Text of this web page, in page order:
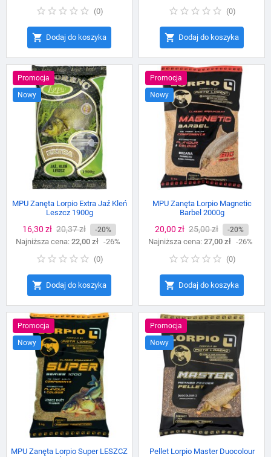
(0)
 Dodaj do koszyka
(0)
 Dodaj do koszyka
Promocja
Nowy
MPU Zanęta Lorpio Extra Jaź Kleń
Leszcz 1900g
Cena
16,30 zł Cena
podstawowa
20,37 zł -20%
Najniższa cena: 22,00 zł -26%
(0)
 Dodaj do koszyka
Promocja
Nowy
MPU Zanęta Lorpio Magnetic
Barbel 2000g
Cena
20,00 zł Cena
podstawowa
25,00 zł -20%
Najniższa cena: 27,00 zł -26%
(0)
 Dodaj do koszyka
Promocja
Nowy
MPU Zanęta Lorpio Super LESZCZ
Promocja
Nowy
Pellet Lorpio Master Duocolour